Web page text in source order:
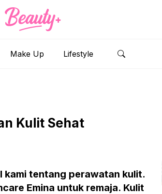
Make Up Lifestyle
Kulit Sehat
kami tentang perawatan kulit.
Emina untuk remaja. Kulit